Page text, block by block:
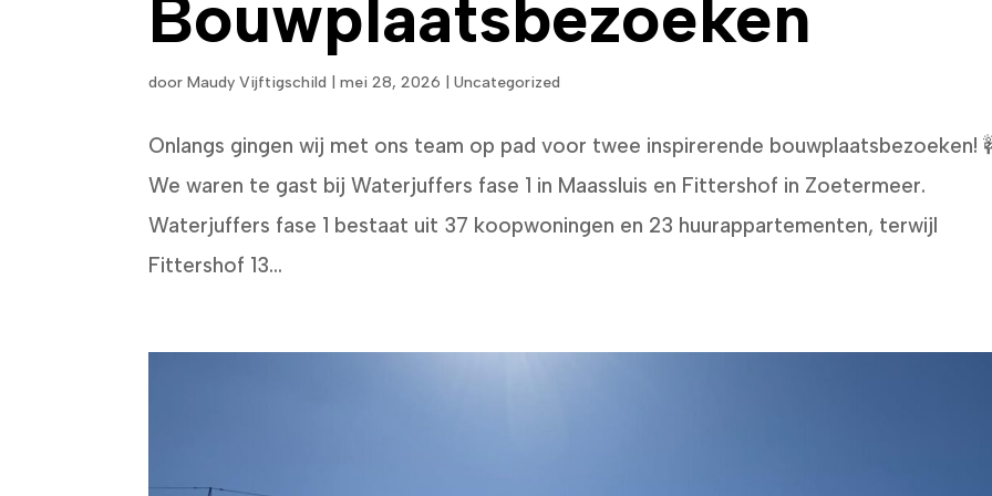
Bouwplaatsbezoeken
doorMaudy Vijftigschild |mei 28, 2026 |Uncategorized
Onlangs gingen wij met ons team op pad voor twee inspirerende bouwplaatsbezoeken!
We waren te gast bij Waterjuffers fase 1 in Maassluis en Fittershof in Zoetermeer.
Waterjuffers fase 1 bestaat uit 37 koopwoningen en 23 huurappartementen, terwijl
Fittershof 13...